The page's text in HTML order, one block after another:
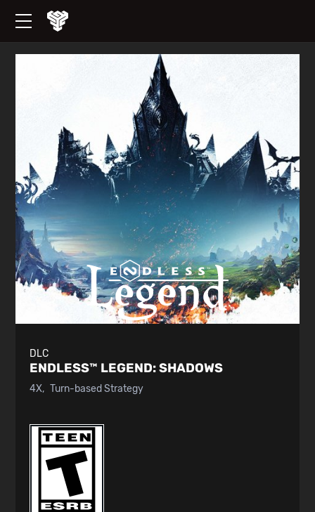
DLC
ENDLESS™ LEGEND:SHADOWS
4X Turn-based Strategy